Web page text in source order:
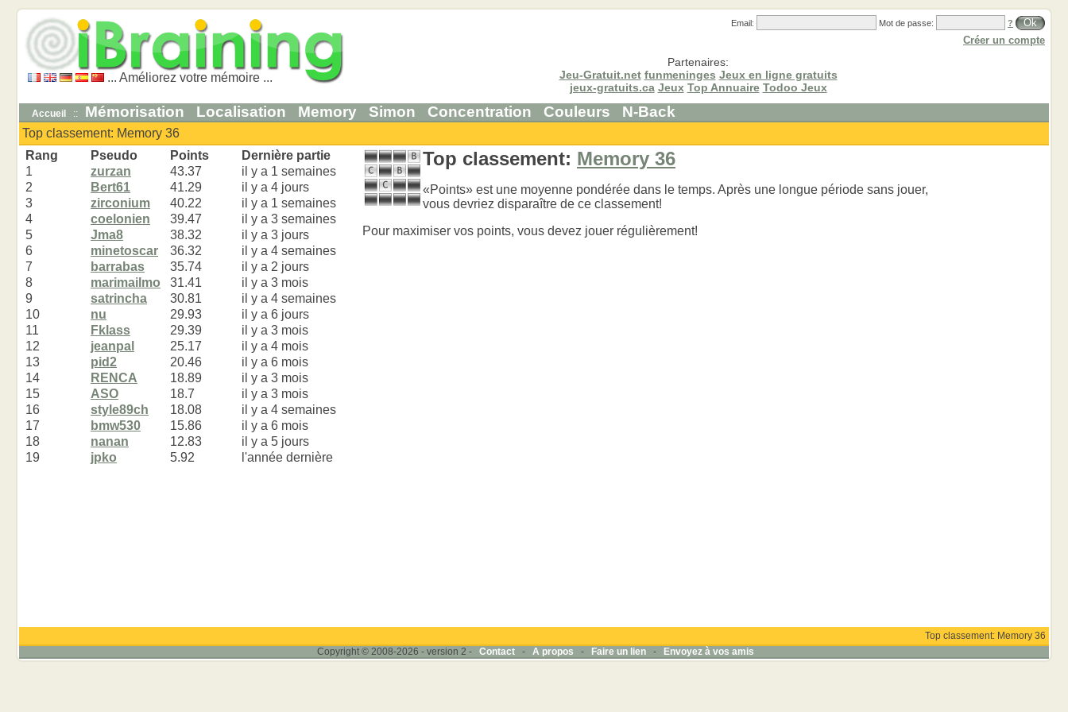
... Améliorez votre mémoire ...
Email: Mot de passe: ?
Ok
Créer un compte
Partenaires:
Jeu-Gratuit.net funmeninges Jeux en ligne gratuits
jeux-gratuits.ca Jeux Top Annuaire Todoo Jeux
Accueil :: Mémorisation Localisation Memory Simon Concentration Couleurs N-Back
Top classement: Memory 36
Top classement: Memory 36
«Points» est une moyenne pondérée dans le temps. Après une longue période sans jouer,
vous devriez disparaître de ce classement!
Pour maximiser vos points, vous devez jouer régulièrement!
Rang Pseudo Points
Dernière partie
1
zurzan 43.37
il y a 1 semaines
2
Bert61 41.29
il y a 4 jours
3
zirconium 40.22
il y a 1 semaines
4
coelonien 39.47
il y a 3 semaines
5
Jma8 38.32
il y a 3 jours
6
minetoscar 36.32
il y a 4 semaines
7
barrabas 35.74
il y a 2 jours
8
marimailmo 31.41
il y a 3 mois
9
satrincha 30.81
il y a 4 semaines
10
nu 29.93
il y a 6 jours
11
Fklass 29.39
il y a 3 mois
12
jeanpal 25.17
il y a 4 mois
13
pid2 20.46
il y a 6 mois
14
RENCA 18.89
il y a 3 mois
15
ASO 18.7
il y a 3 mois
16
style89ch 18.08
il y a 4 semaines
17
bmw530 15.86
il y a 6 mois
18
nanan 12.83
il y a 5 jours
19
jpko 5.92 l'année dernière
Top classement: Memory 36
Copyright © 2008-2026 - version 2 -
Contact - A propos - Faire un lien - Envoyez à vos amis